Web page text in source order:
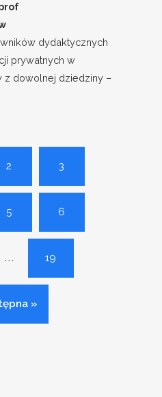
dydaktycznych
prywatnych w
z dowolnej dziedziny –
2 3
5 6
... 19
»